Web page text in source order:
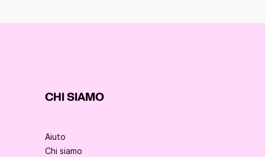
CHI SIAMO
Aiuto
Chi siamo